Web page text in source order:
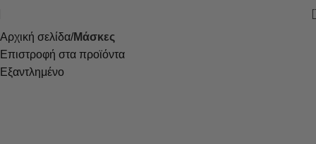
Αρχική σελίδα Μάσκες
Επιστροφή στα προϊόντα
Εξαντλημένο